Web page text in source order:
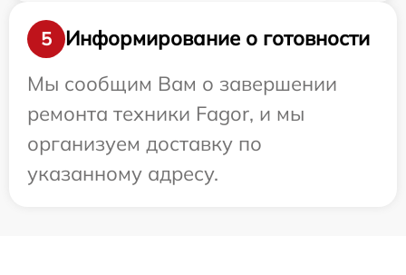
5
Информирование о готовности
Мы сообщим Вам о завершении
ремонта техники Fagor, и мы
организуем доставку по
указанному адресу.